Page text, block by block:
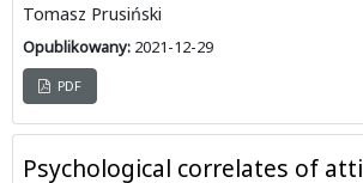
Tomasz Prusiński
Opublikowany: 2021-12-29
PDF
Psychological correlates of